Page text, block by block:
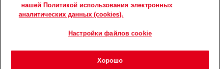
Настройки файлов cookie
Входит в группу компаний Mars, Incorporated.
нашей Политикой использования электронных
аналитических данных (cookies).
Настройки файлов cookie
Хорошо